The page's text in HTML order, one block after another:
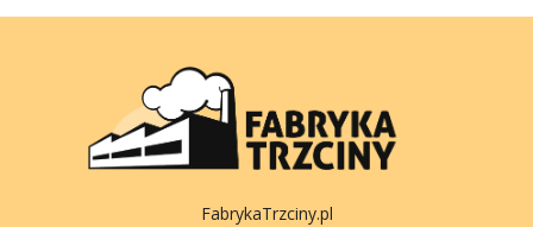
FabrykaTrzciny.pl